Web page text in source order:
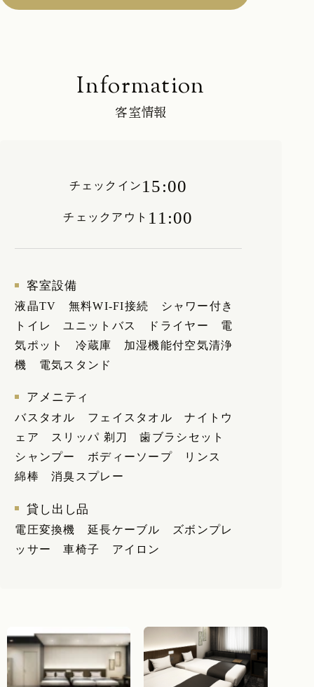
客室情報
チェックイン 15:00
チェックアウト 11:00
客室設備
液晶TV 無料WI-FI接続 シャワー付き
トイレ ユニットバス ドライヤー 電
気ポット
冷蔵庫 加湿機能付空気清浄
機 電気スタンド
アメニティ
バスタオル フェイスタオル ナイトウ
ェア スリッパ 剃刀 歯ブラシセット
シャンプー ボディーソープ リンス
綿棒 消臭スプレー
貸し出し品
電圧変換機 延長ケーブル ズボンプレ
ッサー 車椅子 アイロン